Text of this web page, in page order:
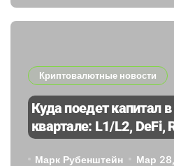
Криптовалютные новости
Куда поедет капитал
квартале: L1/L2, DeFi,
мем‑коины —
Марк Рубенштейн Мар